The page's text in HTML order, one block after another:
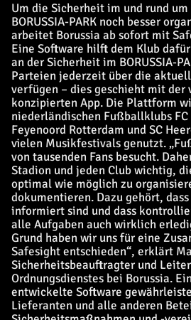
Um die Sicherheit im und rund
BORUSSIA-PARK noch besser
arbeitet Borussia ab sofort mit
Eine Software hilft dem Klub
an der Sicherheit im BORUSSIA-
Parteien jederzeit über die
verfügen – dies geschieht mit der
konzipierten App. Die Plattform
niederländischen Fußballklubs FC
Feyenoord Rotterdam und SC
vielen Musikfestivals genutzt.
von tausenden Fans besucht.
Stadion und jeden Club wichtig,
optimal wie möglich zu
dokumentieren. Dazu gehört,
informiert sind und dass
alle Aufgaben auch wirklich
Grund haben wir uns für eine
Safesight entschieden“, erklärt
Sicherheitsbeauftragter und
Ordnungsdienstes bei Borussia.
entwickelte Software
Lieferanten und alle anderen